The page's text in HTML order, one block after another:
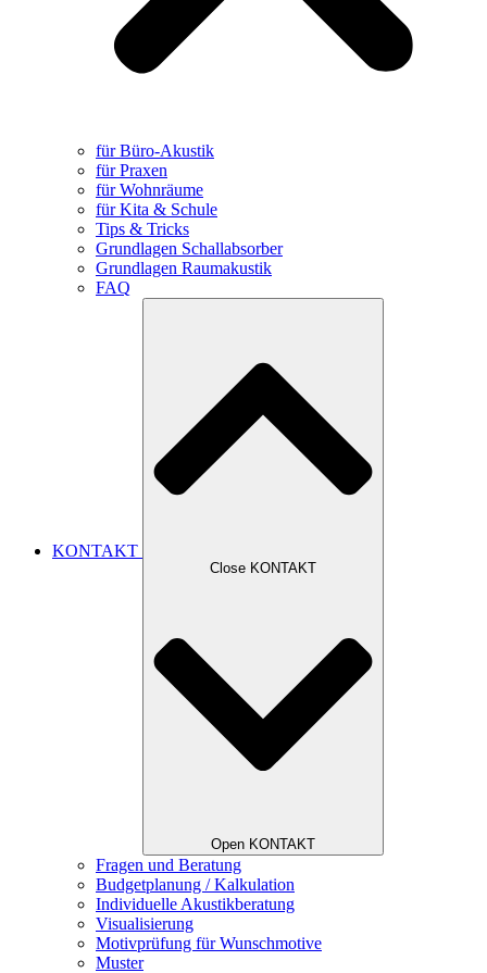
für Büro-Akustik
für Praxen
für Wohnräume
für Kita & Schule
Tips & Tricks
Grundlagen Schallabsorber
Grundlagen Raumakustik
FAQ
KONTAKT
Close KONTAKT
Open KONTAKT
Fragen und Beratung
Budgetplanung / Kalkulation
Individuelle Akustikberatung
Visualisierung
Motivprüfung für Wunschmotive
Muster